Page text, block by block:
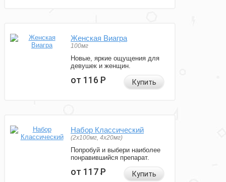
Женская Виагра
100мг
Новые, яркие ощущения для
девушек и женщин.
от 116Р Купить
Набор Классический
(2x100мг, 4x20мг)
Попробуй и выбери наиболее
понравившийся препарат.
от 117Р Купить